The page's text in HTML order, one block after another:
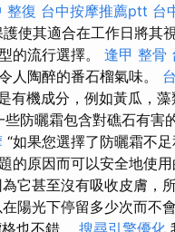
整復 台中按摩推薦ptt 台
使其適合在工作日將其
的流行選擇。 逢甲 整骨
人陶醉的番石榴氣味。
有機成分，例如黃瓜，
些防曬霜包含對礁石有害
“如果您選擇了防曬霜不
的原因而可以安全地使
它甚至沒有吸收皮膚，
陽光下停留多少次而不
也不錯。 搜尋引擎優化